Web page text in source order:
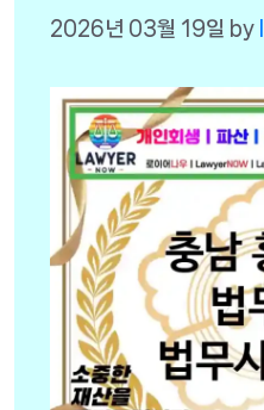
2026년 03월 19일 by